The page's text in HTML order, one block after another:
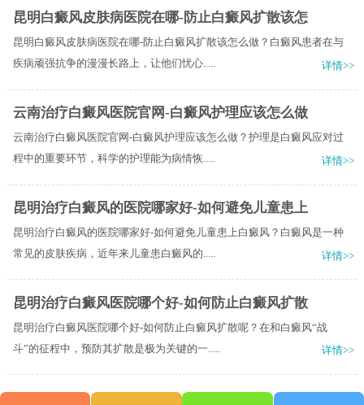
昆明白癜风皮肤病医院在哪-防止白癜风扩散该怎
昆明白癜风皮肤病医院在哪-防止白癜风扩散该怎么做？白癜风患者在与
疾病顽强抗争的漫漫长路上，让他们忧心.....
详情>>
云南治疗白癜风医院官网-白癜风护理应该怎么做
云南治疗白癜风医院官网-白癜风护理应该怎么做？护理是白癜风应对过
程中的重要环节，科学的护理能为病情恢.....
详情>>
昆明治疗白癜风的医院哪家好-如何避免儿童患上
昆明治疗白癜风的医院哪家好-如何避免儿童患上白癜风？白癜风是一种
常见的皮肤疾病，近年来儿童患白癜风的.....
详情>>
昆明治疗白癜风医院哪个好-如何防止白癜风扩散
昆明治疗白癜风医院哪个好-如何防止白癜风扩散呢？在和白癜风“战
斗”的征程中，预防其扩散是极为关键的一.....
详情>>